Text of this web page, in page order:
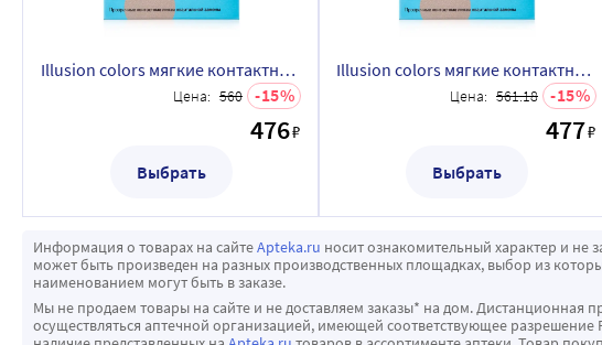
Illusion colors мягкие контактные линзы квартальной замены 2 шт./-8,50/
Цена: 560 15
476₽
Выбрать
Illusion colors мягкие контактные линзы квартальной замены 2 шт./-7,50/
Цена: 561.18 15
477₽
Выбрать
Информация о товарах на сайтеApteka.ru носит ознакомительный характер и не
может быть произведен на разных производственных площадках, выбор из
наименованием могут быть в заказе.
Мы не продаем товары на сайте и не доставляем заказы* на дом. Дистанционная
осуществляться аптечной организацией, имеющей соответствующее